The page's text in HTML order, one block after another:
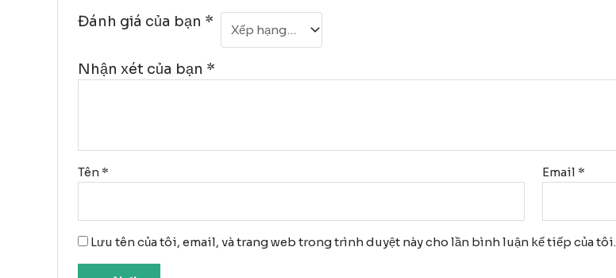
Đánh giá của bạn *
Nhận xét của bạn *
Tên * Email *
Lưu tên của tôi, email, và trang web trong trình duyệt này cho lần bình luận kế tiếp của tôi.